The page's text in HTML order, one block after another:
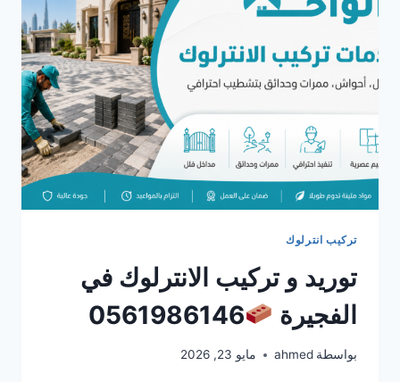
تركيب انترلوك
توريد و تركيب الانترلوك في
الفجيرة
0561986146
بواسطة ahmed مايو 23, 2026